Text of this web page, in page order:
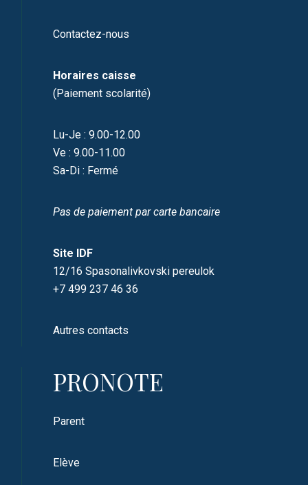
Contactez-nous
Horaires caisse
(Paiement scolarité)
Lu-Je : 9.00-12.00
Ve : 9.00-11.00
Sa-Di : Fermé
Pas de paiement par carte bancaire
Site IDF
12/16 Spasonalivkovski pereulok
+7 499 237 46 36
Autres contacts
PRONOTE
Parent
Elève